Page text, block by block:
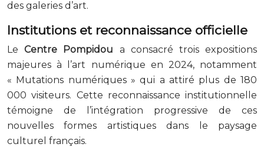
des galeries d’art.
Institutions et reconnaissance officielle
LeCentre Pompidou a consacré trois expositions
majeures à l’art numérique en 2024, notamment
« Mutations numériques » qui a attiré plus de 180
000 visiteurs. Cette reconnaissance institutionnelle
témoigne de l’intégration progressive de ces
nouvelles formes artistiques dans le paysage
culturel français.